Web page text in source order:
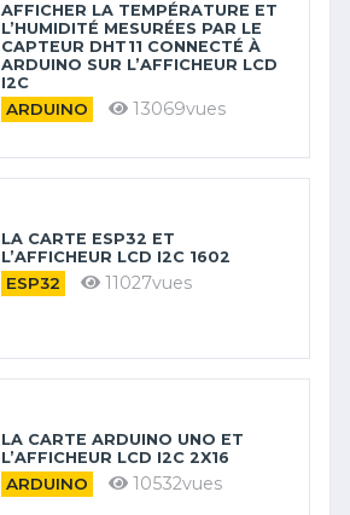
AFFICHER LA TEMPÉRATURE ET
L’HUMIDITÉ MESURÉES PAR LE
CAPTEUR DHT11 CONNECTÉ À
ARDUINO SUR L’AFFICHEUR LCD
I2C
ARDUINO 13069vues
LA CARTE ESP32 ET
L’AFFICHEUR LCD I2C 1602
ESP32 11027vues
LA CARTE ARDUINO UNO ET
L’AFFICHEUR LCD I2C 2X16
ARDUINO 10532vues